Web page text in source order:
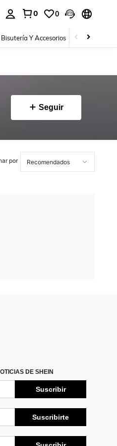
0 0
Bisutería Y Accesorios Zapatos
Seguir
por
DE SHEIN
Suscribir
Suscribirte